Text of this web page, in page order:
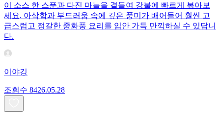
이 소스 한 스푼과 다진 마늘을 곁들여 강불에 빠르게 볶아보
세요. 아삭함과 부드러움 속에 깊은 풍미가 배어들어 훨씬 고
급스럽고 정갈한 중화풍 요리를 입안 가득 만끽하실 수 있답니
다.
이야깅
조회수 8426.05.28